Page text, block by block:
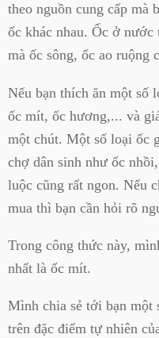
theo nguồn cung cấp mà
ốc khác nhau. Ốc ở
mà ốc sông, ốc ao ruộng
Nếu bạn thích ăn một số
ốc mít, ốc hương,... và
một chút. Một số loại ốc
chợ dân sinh như ốc
luộc cũng rất ngon. Nếu
mua thì bạn cần hỏi rõ
Trong công thức này,
nhất là ốc mít.
Mình chia sẻ tới bạn một
trên đặc điểm tự nhiên